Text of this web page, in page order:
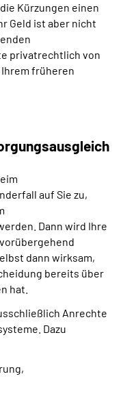
Kürzungen einen
Geld ist aber nicht
privatrechtlich von
früheren
auf Sie zu,
Dann wird Ihre
dann wirksam,
bereits über
hat.
Anrechte
Dazu